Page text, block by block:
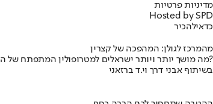
מדיניות פרטיות
Hosted by SPD
כדאילהכיר
מהמרכז לגולן: המהפכה של קצרין
מה מושך יותר ויותר ישראלים למטרופולין המתפתח של האזור היפה במדינה?
בשיתוף אבני דרך וי.ד ברזאני